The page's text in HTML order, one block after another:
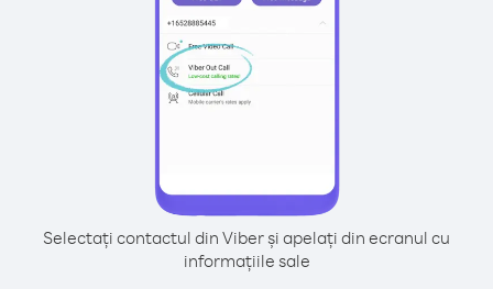
Selectați contactul din Viber și apelați din ecranul cu
informațiile sale